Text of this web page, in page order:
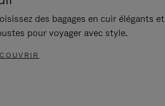
des bagages en cuir élégants et
pour voyager avec style.